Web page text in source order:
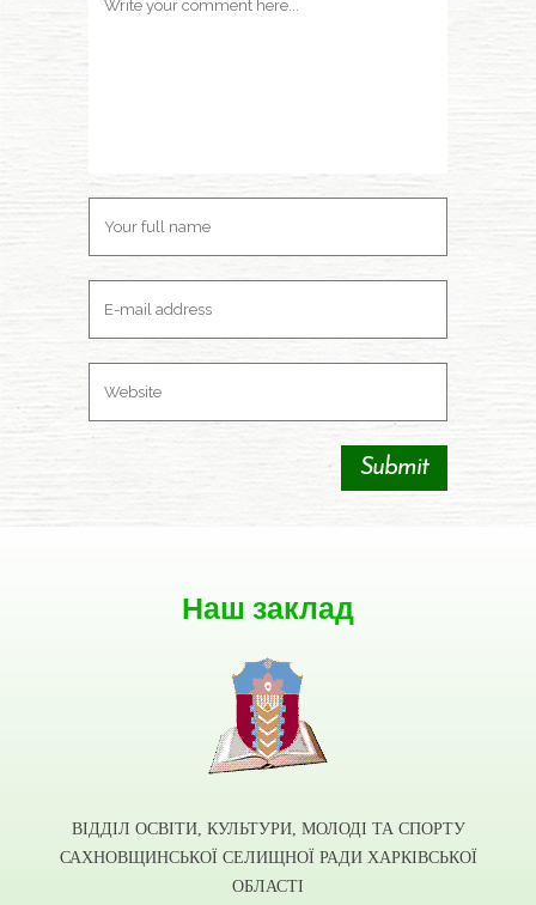
Наш заклад
ВІДДІЛ ОСВІТИ, КУЛЬТУРИ, МОЛОДІ ТА СПОРТУ
САХНОВЩИНСЬКОЇ СЕЛИЩНОЇ РАДИ ХАРКІВСЬКОЇ
ОБЛАСТІ